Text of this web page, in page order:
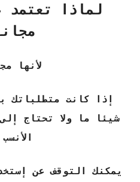
لماذا تعتمد
لأنها
إذا كانت متطلباتك
شيئا ما ولا تحتاج
يمكنك التوقف عن